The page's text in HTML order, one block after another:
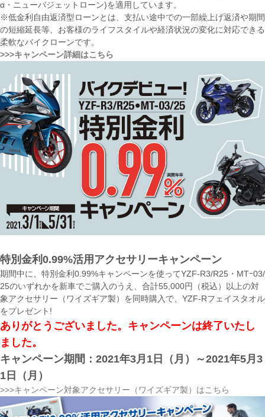
α・ニューバジェットローン)を適用しています。
※低金利自由返済型ローンとは、支払い途中での一部繰上げ返済や期間
の短縮延長等、お客様のライフスタイルや経済状況の変化に対応できる
柔軟なバイクローンです。
>>>キャンペーン詳細はこちら
特別金利0.99%活用アクセサリーキャンペーン
期間中に、特別金利0.99%キャンペーンを使ってYZF-R3/R25・MTｰ03/
25のいずれかを新車でご購入のうえ、合計55,000円（税込）以上の対
象アクセサリー（ワイズギア製）を同時購入で、YZF-Rフェイスタオル
をプレゼント!
ありがとうございました。キャンペーンは終了いたし
ました。
キャンペーン期間：2021年3月1日（月）～2021年5月3
1日（月）
>>>キャンペーン対象アクセサリー（ワイズギア製）はこちら